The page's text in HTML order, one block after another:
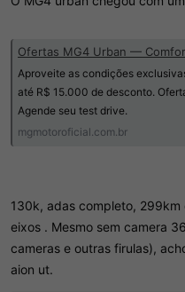
Ofertas MG4 Urban —
Aproveite as condições
até R$ 15.000 de desconto.
Agende seu test drive.
mgmotoroficial.com.br
130k, adas completo,
eixos . Mesmo sem camera
cameras e outras firulas),
aion ut.